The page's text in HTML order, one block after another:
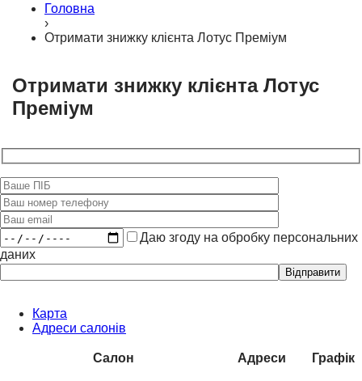
Головна
›
Отримати знижку клієнта Лотус Преміум
Отримати знижку клієнта Лотус
Преміум
Даю згоду на обробку персональних
даних
leave
field
empty.
Карта
Адреси салонів
Салон Адреси Графік